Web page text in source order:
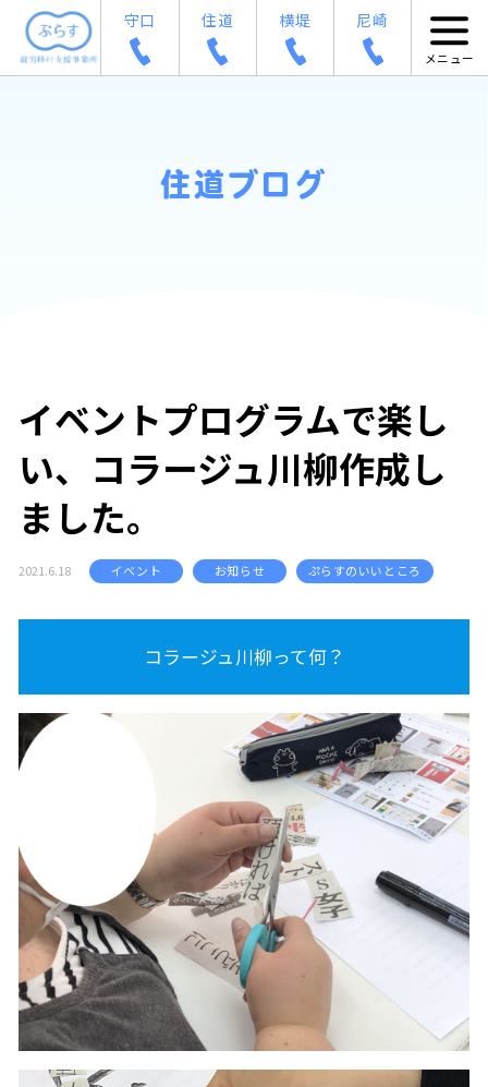
守口 住道 横堤 尼崎
住道ブログ
イベントプログラムで楽し
い、コラージュ川柳作成し
ました。
2021.6.18 イベント お知らせ ぷらすのいいところ
コラージュ川柳って何？